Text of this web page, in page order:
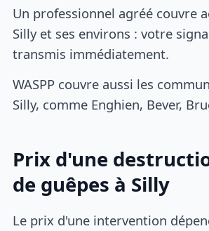
Un professionnel agréé couvre
Silly et ses environs : votre
transmis immédiatement.
WASPP couvre aussi les
Silly, comme Enghien, Bever,
Prix d'une
de guêpes à Silly
Le prix d'une intervention